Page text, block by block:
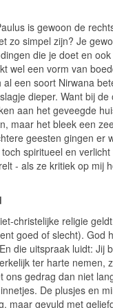
is gewoon de
zo simpel zijn? Je
die je doet en
wel een vorm van
een soort Nirwana
dieper. Want bij
aan het geveegde
maar het bleek een
geesten gingen er
spiritueel en
- als ze kritiek op mij
christelijke religie
goed of slecht). God
die uitspraak luidt: Jij
ter harte nemen,
gedrag dan niet
De plusjes en
maar gevuld met